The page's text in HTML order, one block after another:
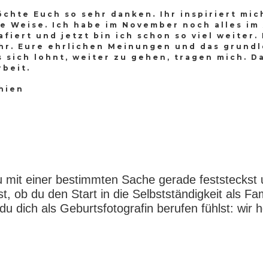
Euch so sehr danken. Ihr inspiriert
Weise. Ich habe im November noch alles im
und jetzt bin ich schon so viel weiter.
Eure ehrlichen Meinungen und das
sich lohnt, weiter zu gehen, tragen mich.
mit einer bestimmten Sache gerade feststeckst
ob du den Start in die Selbstständigkeit als
dich als Geburtsfotografin berufen fühlst: wir